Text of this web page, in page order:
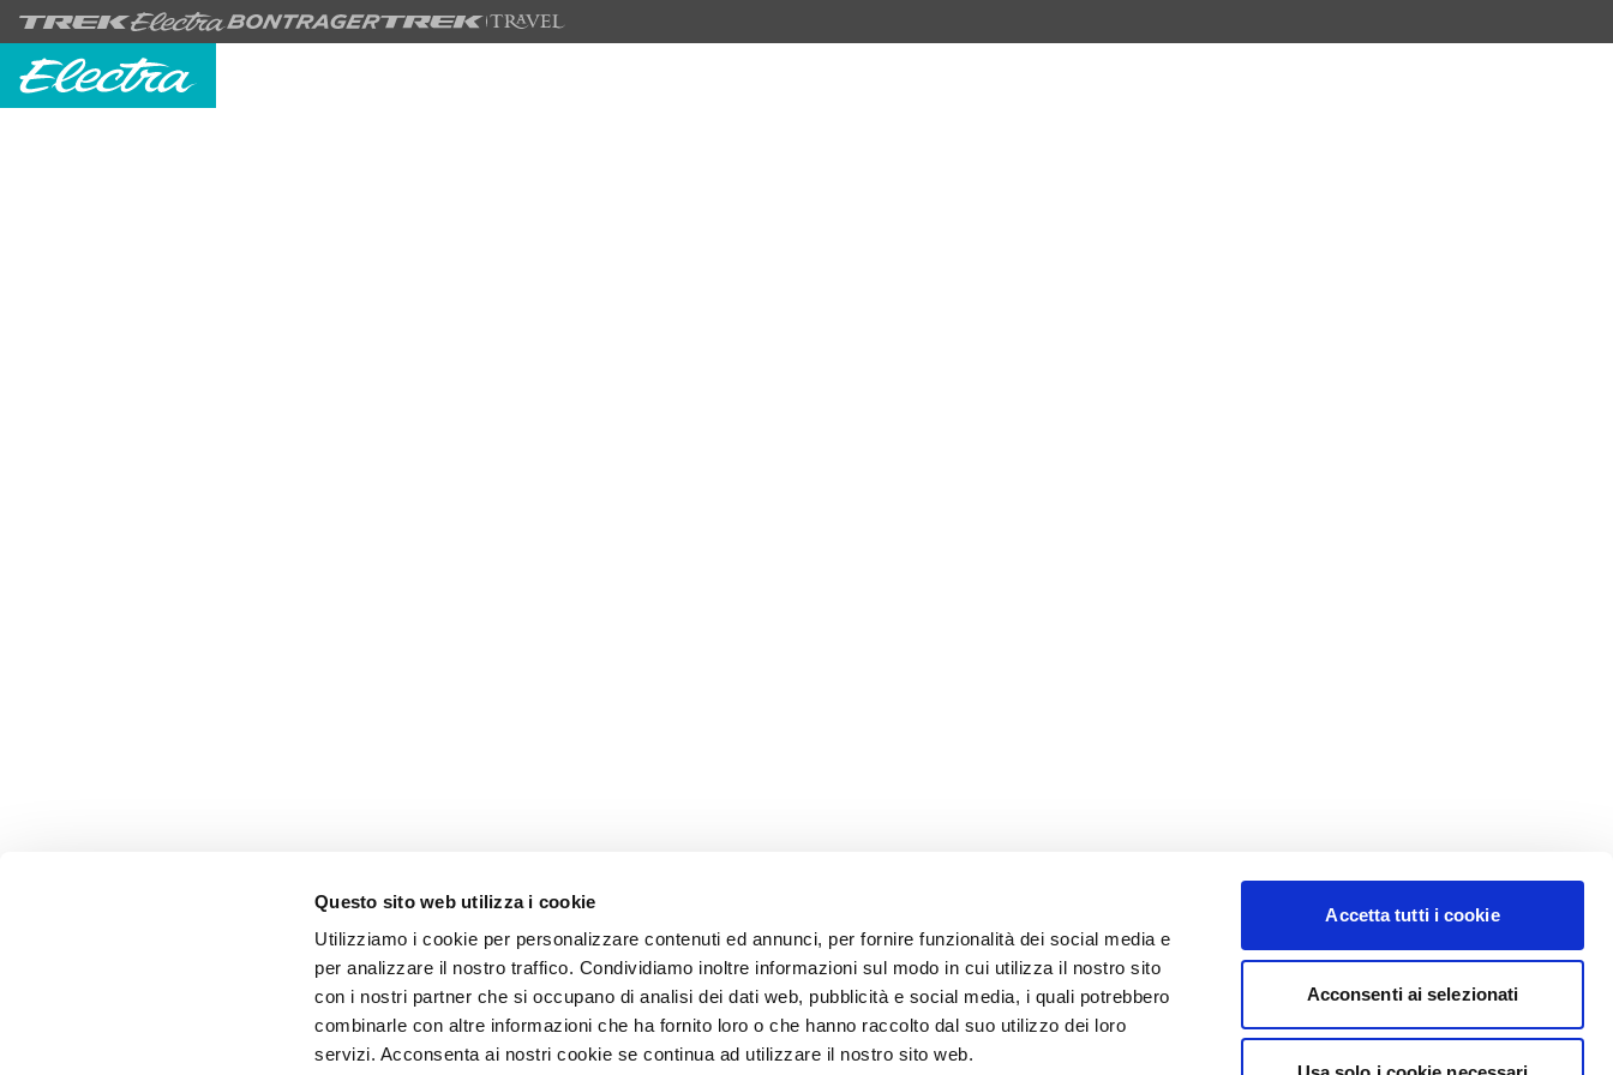
Questo sito web utilizza i cookie
Utilizziamo i cookie per personalizzare contenuti ed annunci, per fornire funzionalità dei social media e
per analizzare il nostro traffico. Condividiamo inoltre informazioni sul modo in cui utilizza il nostro sito
con i nostri partner che si occupano di analisi dei dati web, pubblicità e social media, i quali potrebbero
combinarle con altre informazioni che ha fornito loro o che hanno raccolto dal suo utilizzo dei loro
servizi. Acconsenta ai nostri cookie se continua ad utilizzare il nostro sito web.
Accetta tutti i cookie
Acconsenti ai selezionati